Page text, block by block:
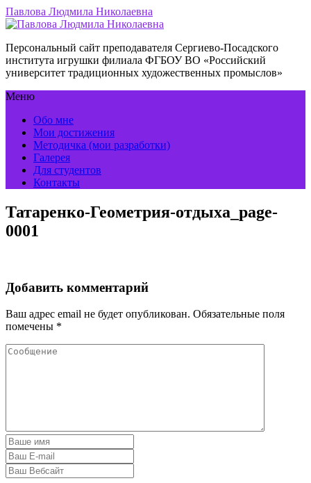
Павлова Людмила Николаевна
Персональный сайт преподавателя Сергиево-Посадского
института игрушки филиала ФГБОУ ВО «Российский
университет традиционных художественных промыслов»
Меню
Обо мне
Мои достижения
Методичка (мои разработки)
Галерея
Для студентов
Контакты
Татаренко-Геометрия-отдыха_page-
0001
Добавить комментарий
Ваш адрес email не будет опубликован. Обязательные поля
помечены *